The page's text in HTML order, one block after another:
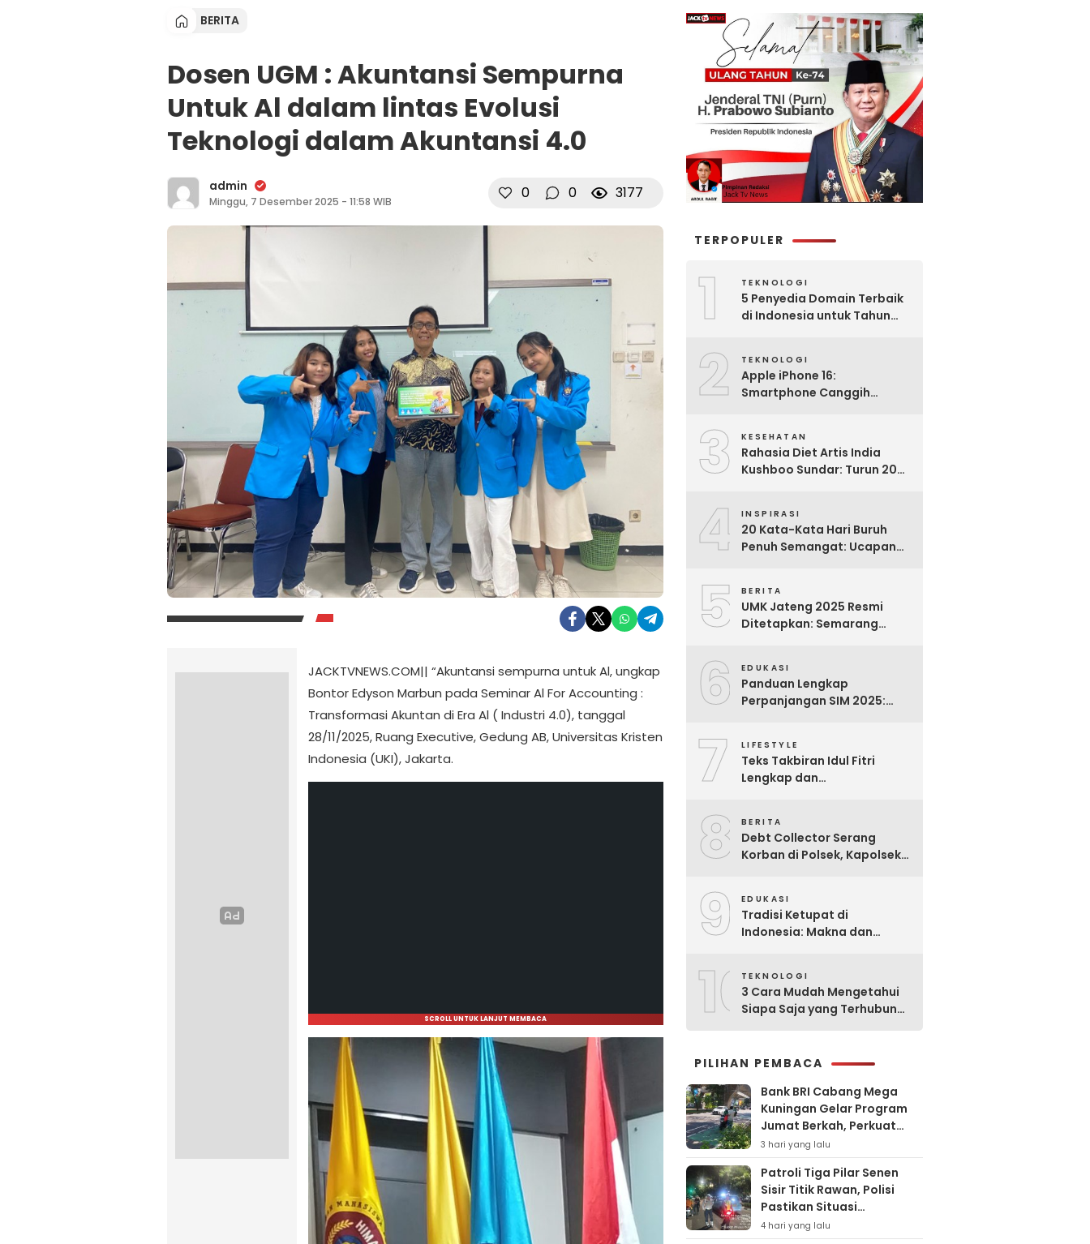
BERITA
Dosen UGM : Akuntansi Sempurna
Untuk Al dalam lintas Evolusi
Teknologi dalam Akuntansi 4.0
admin
Minggu, 7 Desember 2025 - 11:58 WIB 0 0 3177
JACKTVNEWS.COM|| “Akuntansi sempurna untuk Al, ungkap
Bontor Edyson Marbun pada Seminar Al For Accounting :
Transformasi Akuntan di Era Al ( Industri 4.0), tanggal
28/11/2025, Ruang Executive, Gedung AB, Universitas Kristen
Indonesia (UKI), Jakarta.
SCROLL UNTUK LANJUT MEMBACA
TERPOPULER
1 TEKNOLOGI
5 Penyedia Domain Terbaik
di Indonesia untuk Tahun
2 TEKNOLOGI
Apple iPhone 16:
Smartphone Canggih
3 KESEHATAN
Rahasia Diet Artis India
Kushboo Sundar: Turun 20
4 INSPIRASI
20 Kata-Kata Hari Buruh
Penuh Semangat: Ucapan
5 BERITA
UMK Jateng 2025 Resmi
Ditetapkan: Semarang
6 EDUKASI
Panduan Lengkap
Perpanjangan SIM 2025:
7 LIFESTYLE
Teks Takbiran Idul Fitri
Lengkap dan
8 BERITA
Debt Collector Serang
Korban di Polsek, Kapolsek
9 EDUKASI
Tradisi Ketupat di
Indonesia: Makna dan
10TEKNOLOGI
3 Cara Mudah Mengetahui
Siapa Saja yang Terhubung
PILIHAN PEMBACA
Bank BRI Cabang Mega
Kuningan Gelar Program
Jumat Berkah, Perkuat
Komitmen untuk Saling
Berbagai
3 hari yang lalu
Patroli Tiga Pilar Senen
Sisir Titik Rawan, Polisi
Pastikan Situasi
Kamtibmas Kondusif
4 hari yang lalu